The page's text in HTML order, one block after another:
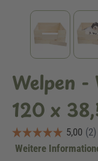
Welpen
120 x
Weitere